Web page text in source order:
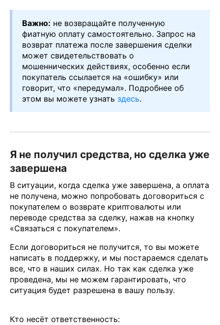
Важно: не возвращайте полученную
фиатную оплату самостоятельно. Запрос на
возврат платежа после завершения сделки
может свидетельствовать о
мошеннических действиях, особенно если
покупатель ссылается на «ошибку» или
говорит, что «передумал». Подробнее об
этом вы можете узнать здесь.
Я не получил средства, но сделка уже
завершена
В ситуации, когда сделка уже завершена, а оплата
не получена, можно попробовать договориться с
покупателем о возврате криптовалюты или
переводе средства за сделку, нажав на кнопку
«Связаться с покупателем».
Если договориться не получится, то вы можете
написать в поддержку, и мы постараемся сделать
все, что в наших силах. Но так как сделка уже
проведена, мы не можем гарантировать, что
ситуация будет разрешена в вашу пользу.
Кто несёт ответственность: